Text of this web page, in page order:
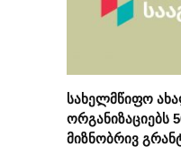
სახელმწიფო
ორგანიზაციებს
მიზნობრივ